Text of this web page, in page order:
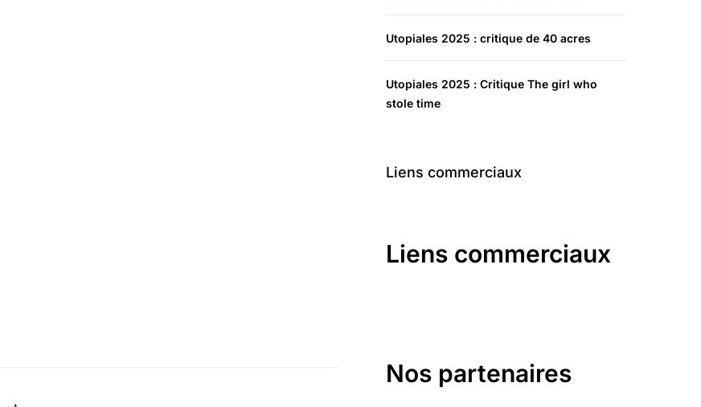
Utopiales 2025 : critique de 40 acres
Utopiales 2025 : Critique The girl who
stole time
Liens commerciaux
Liens commerciaux
Nos partenaires